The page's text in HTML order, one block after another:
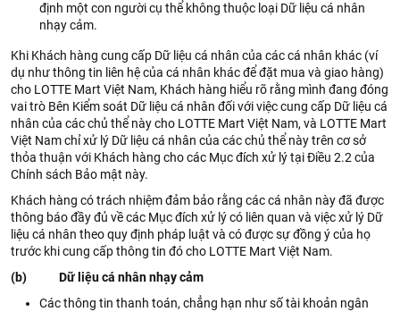
định một con người cụ thể không thuộc loại Dữ liệu cá nhân
nhạy cảm.
Khi Khách hàng cung cấp Dữ liệu cá nhân của các cá nhân khác (ví
dụ như thông tin liên hệ của cá nhân khác để đặt mua và giao hàng)
cho LOTTE Mart Việt Nam, Khách hàng hiểu rõ rằng mình đang đóng
vai trò Bên Kiểm soát Dữ liệu cá nhân đối với việc cung cấp Dữ liệu cá
nhân của các chủ thể này cho LOTTE Mart Việt Nam, và LOTTE Mart
Việt Nam chỉ xử lý Dữ liệu cá nhân của các chủ thể này trên cơ sở
thỏa thuận với Khách hàng cho các Mục đích xử lý tại Điều 2.2 của
Chính sách Bảo mật này.
Khách hàng có trách nhiệm đảm bảo rằng các cá nhân này đã được
thông báo đầy đủ về các Mục đích xử lý có liên quan và việc xử lý Dữ
liệu cá nhân theo quy định pháp luật và có được sự đồng ý của họ
trước khi cung cấp thông tin đó cho LOTTE Mart Việt Nam.
(b) Dữ liệu cá nhân nhạy cảm
Các thông tin thanh toán, chẳng hạn như số tài khoản ngân